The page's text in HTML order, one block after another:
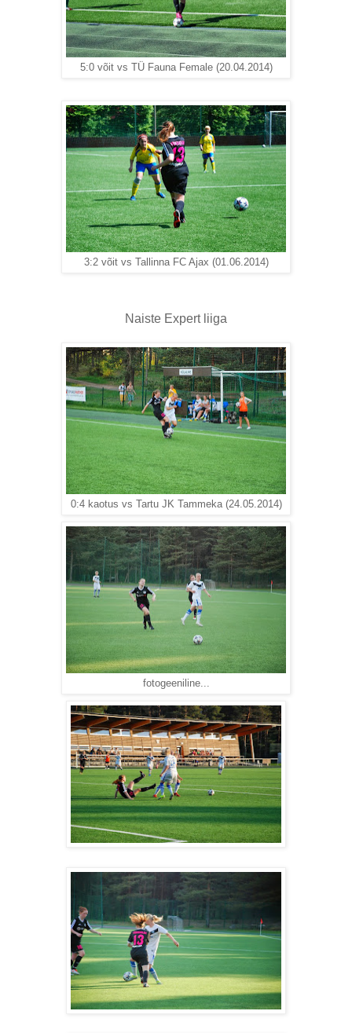
5:0 võit vs TÜ Fauna Female (20.04.2014)
3:2 võit vs Tallinna FC Ajax (01.06.2014)
Naiste Expert liiga
0:4 kaotus vs Tartu JK Tammeka (24.05.2014)
fotogeeniline...